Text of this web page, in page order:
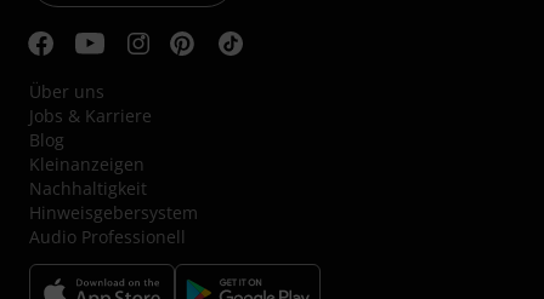
Über uns
Jobs & Karriere
Blog
Kleinanzeigen
Nachhaltigkeit
Hinweisgebersystem
Audio Professionell